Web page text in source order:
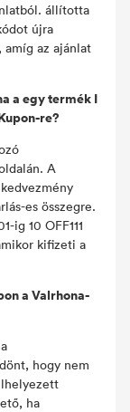
állította
újra
amíg az ajánlat
a egy termék I
re?
A
es összegre.
ig 10 OFF111
kifizeti a
a Valrhona-
hogy nem
ha